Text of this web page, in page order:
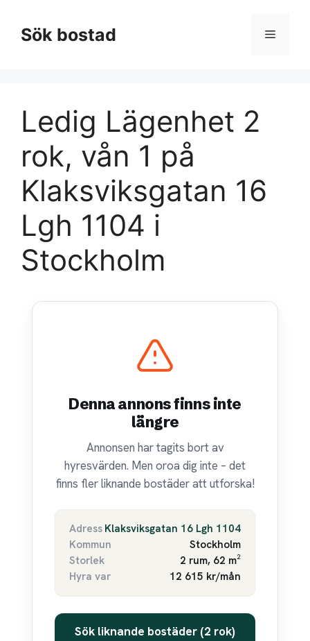
innehållSök bostad Meny
Ledig Lägenhet 2
rok, vån 1 på
Klaksviksgatan 16
Lgh 1104 i
Stockholm
Denna annons finns inte
längre
Annonsen har tagits bort av
hyresvärden. Men oroa dig inte – det
finns fler liknande bostäder att utforska!
Adress Klaksviksgatan 16 Lgh 1104
Kommun
Stockholm
Storlek
2 rum, 62 m²
Hyra var
12 615 kr/mån
Sök liknande bostäder (2 rok)